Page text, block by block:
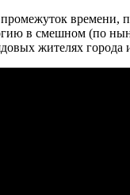
в смешном (по
жителях города